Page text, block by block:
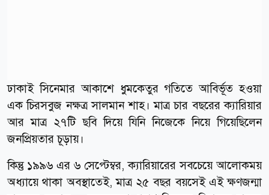
ঢাকাই সিনেমার আকাশে ধুমকেতুর গতিতে আবির্ভূত হওয়া
এক চিরসবুজ নক্ষত্র সালমান শাহ। মাত্র চার বছরের ক্যারিয়ার
আর মাত্র ২৭টি ছবি দিয়ে যিনি নিজেকে নিয়ে গিয়েছিলেন
জনপ্রিয়তার চূড়ায়।
কিন্তু ১৯৯৬ এর ৬ সেপ্টেম্বর, ক্যারিয়ারের সবচেয়ে আলোকময়
অধ্যায়ে থাকা অবস্থাতেই, মাত্র ২৫ বছর বয়সেই এই ক্ষণজন্মা